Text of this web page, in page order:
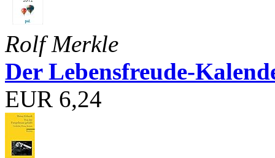
Rolf Merkle
Der Lebensfreude-
EUR 6,24